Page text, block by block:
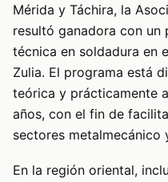
Mérida y Táchira, la
resultó ganadora con
técnica en soldadura en
Zulia. El programa está
teórica y prácticamente
años, con el fin de
sectores metalmecánico
En la región oriental,